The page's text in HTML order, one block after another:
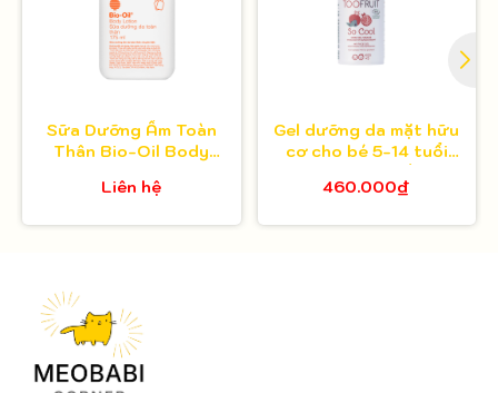
Sữa Dưỡng Ẩm Toàn
Thân Bio-Oil Body
Liên hệ
Gel dưỡng da mặt hữu
cơ cho bé 5-14 tuổi
30ml
460.000₫